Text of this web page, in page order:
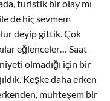
turistik bir olay mı
de hiç sevmem
deyip gittik. Çok
eğlenceler… Saat
olmadığı için bir
Keşke daha erken
muhteşem bir